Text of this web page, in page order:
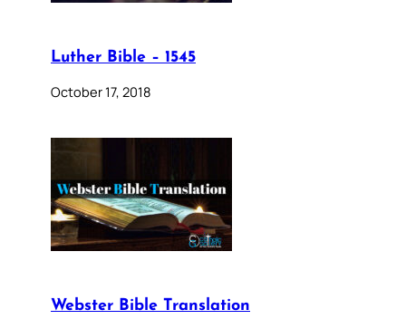
Luther Bible – 1545
October 17, 2018
Webster Bible Translation